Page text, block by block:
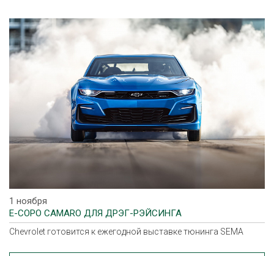
1 ноября
E-COPO CAMARO ДЛЯ ДРЭГ-РЭЙСИНГА
Chevrolet готовится к ежегодной выставке тюнинга SEMA